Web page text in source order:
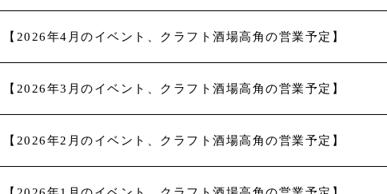
【2026年4月のイベント、クラフト酒場高角の営業予定】
【2026年3月のイベント、クラフト酒場高角の営業予定】
【2026年2月のイベント、クラフト酒場高角の営業予定】